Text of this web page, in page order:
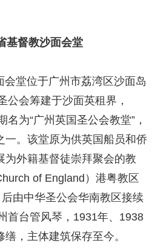
基督教沙面会堂
会堂位于广州市荔湾区沙面岛
公会筹建于沙面英租界，
名为“广州英国圣公会教堂” ，
一。该堂原为供英国船员和侨
为外籍基督徒崇拜聚会的教
of England）港粤教区
后由中华圣公会华南教区接续
首台管风琴，1931年、1938
，主体建筑保存至今。